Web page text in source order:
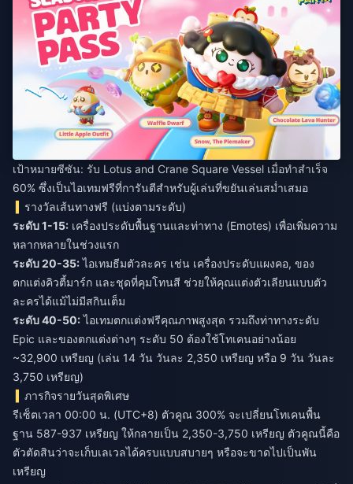
เป้าหมายซีซัน: รับ Lotus and Crane Square Vessel เมื่อทำสำเร็จ
60% ซึ่งเป็นไอเทมฟรีที่การันตีสำหรับผู้เล่นที่ขยันเล่นสม่ำเสมอ
รางวัลเส้นทางฟรี (แบ่งตามระดับ)
ระดับ 1-15: เครื่องประดับพื้นฐานและท่าทาง (Emotes) เพื่อเพิ่มความ
หลากหลายในช่วงแรก
ระดับ 20-35:ไอเทมธีมตัวละคร เช่น เครื่องประดับแผงคอ, ของ
ตกแต่งคิวตี้มาร์ก และชุดที่คุมโทนสี ช่วยให้คุณแต่งตัวเลียนแบบตัว
ละครได้แม้ไม่มีสกินเต็ม
ระดับ 40-50:ไอเทมตกแต่งฟรีคุณภาพสูงสุด รวมถึงท่าทางระดับ
Epic และของตกแต่งต่างๆ ระดับ 50 ต้องใช้โทเคนอย่างน้อย
~32,900 เหรียญ (เล่น 14 วัน วันละ 2,350 เหรียญ หรือ 9 วัน วันละ
3,750 เหรียญ)
ภารกิจรายวันสุดพิเศษ
รีเซ็ตเวลา 00:00 น. (UTC+8) ตัวคูณ 300% จะเปลี่ยนโทเคนพื้น
ฐาน 587-937 เหรียญ ให้กลายเป็น 2,350-3,750 เหรียญ ตัวคูณนี้คือ
ตัวตัดสินว่าจะเก็บเลเวลได้ครบแบบสบายๆ หรือจะขาดไปเป็นพัน
เหรียญ